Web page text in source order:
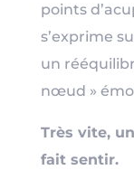
points
s’exprime
un
nœud »
Très vite,
fait sentir.